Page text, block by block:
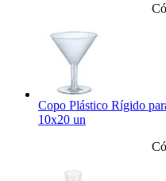
Copo Plástico Rígido
10x20 un